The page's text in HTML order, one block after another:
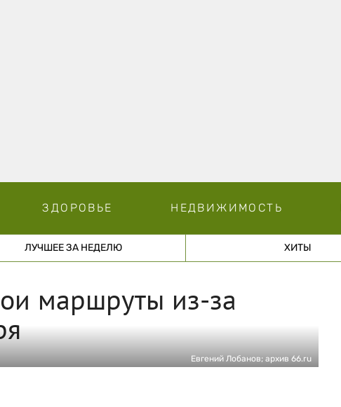
ЗДОРОВЬЕ НЕДВИЖИМОСТЬ
ЛУЧШЕЕ ЗА НЕДЕЛЮ ХИТЫ
маршруты из-за
Евгений Лобанов; архив 66.ru